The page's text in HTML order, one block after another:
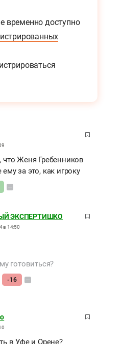
временно доступно
Женя Гребенников
за это, как игроку
ЭКСПЕРТИШКО
в 14:50
готовиться?
-16